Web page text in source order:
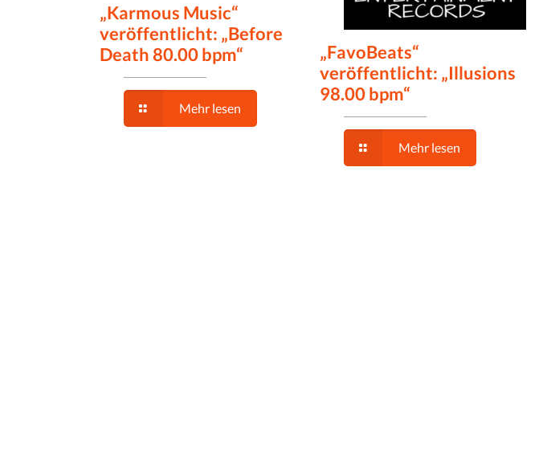
„Karmous Music“
veröffentlicht: „Before
Death 80.00 bpm“
Mehr lesen
„FavoBeats“
veröffentlicht: „Illusions
98.00 bpm“
Mehr lesen